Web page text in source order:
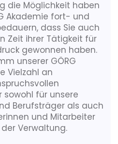
die Möglichkeit haben
Akademie fort- und
dass Sie auch
Zeit ihrer Tätigkeit für
gewonnen haben.
unserer GÖRG
Vielzahl an
sowohl für unsere
Berufsträger als auch
und Mitarbeiter
Verwaltung.